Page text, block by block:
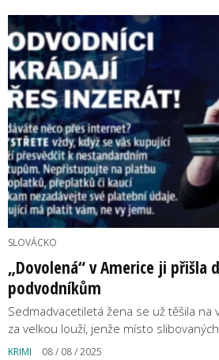
SLOVÁCKO
„Dovolená“ v Americe ji přišla
podvodníkům
Sedmadvacetiletá žena se už těšila na
za velkou louží, jenže místo
KRIMI 08 / 08 / 2025